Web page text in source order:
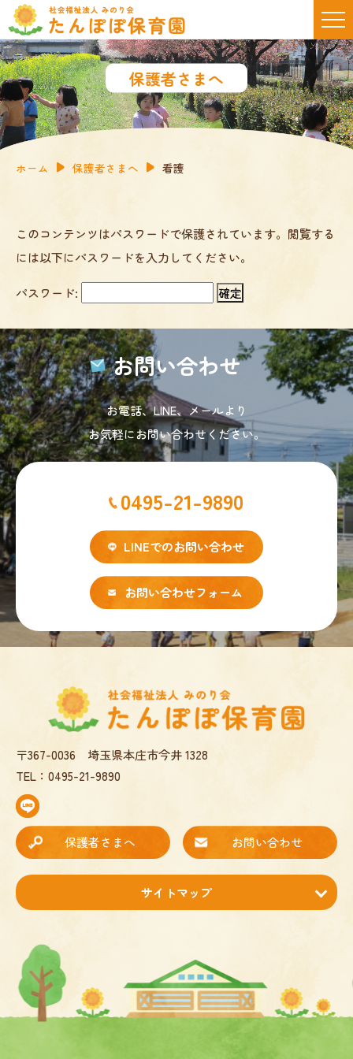
保護者さまへ
ホーム 保護者さまへ 看護
このコンテンツはパスワードで保護されています。閲覧する
には以下にパスワードを入力してください。
パスワード:
お問い合わせ
お電話、LINE、メールより
お気軽にお問い合わせください。
0495-21-9890
LINEでのお問い合わせ
お問い合わせフォーム
〒367-0036 埼玉県本庄市今井 1328
TEL： 0495-21-9890
保護者さまへ お問い合わせ
サイトマップ
お知らせ
園について